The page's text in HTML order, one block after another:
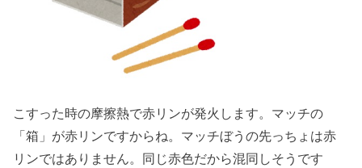
こすった時の摩擦熱で赤リンが発火します。マッチの
「箱」が赤リンですからね。マッチぼうの先っちょは赤
リンではありません。同じ赤色だから混同しそうです